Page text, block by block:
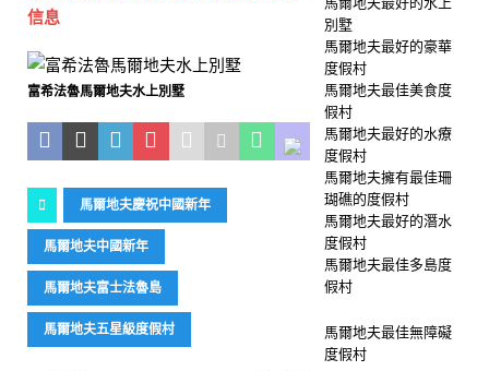
信息
富希法魯馬爾地夫水上別墅
馬爾地夫慶祝中國新年
馬爾地夫中國新年
馬爾地夫富士法魯島
馬爾地夫五星級度假村
別墅
馬爾地夫最好的豪華
度假村
馬爾地夫最佳美食度
假村
馬爾地夫最好的水療
度假村
馬爾地夫擁有最佳珊
瑚礁的度假村
馬爾地夫最好的潛水
度假村
馬爾地夫最佳多島度
假村
馬爾地夫最佳無障礙
度假村